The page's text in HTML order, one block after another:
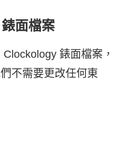
面檔案
錶面檔案，
不需要更改任何東